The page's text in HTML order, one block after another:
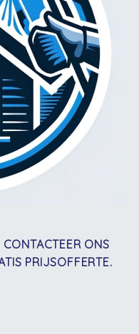
ONS
PRIJSOFFERTE.